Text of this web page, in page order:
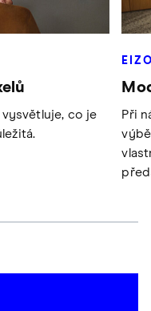
co je
Při